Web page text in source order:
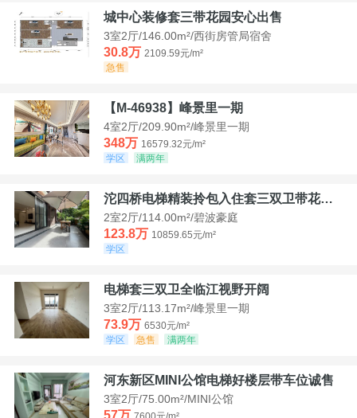
城中心装修套三带花园安心出售
3室2厅/146.00m²/西街房管局宿舍
30.8万 2109.59元/m²
急售
【M-46938】峰景里一期
4室2厅/209.90m²/峰景里一期
348万 16579.32元/m²
学区
满两年
沱四桥电梯精装拎包入住套三双卫带花园40平米带车位
2室2厅/114.00m²/碧波豪庭
123.8万 10859.65元/m²
学区
电梯套三双卫全临江视野开阔
3室2厅/113.17m²/峰景里一期
73.9万 6530元/m²
学区
急售 满两年
河东新区MINI公馆电梯好楼层带车位诚售
3室2厅/75.00m²/MINI公馆
57万